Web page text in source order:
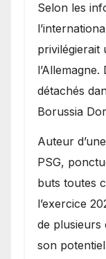
Selon les
privilégierait
détachés
Borussia
Auteur
PSG,
buts toutes
l’exercice
de plusieurs
son